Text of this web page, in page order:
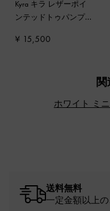
Kyra キラ レザーポイ
ンテッドトゥパンプス
¥ 15,500
ホワイト ミ
送料無料
一定金額以上